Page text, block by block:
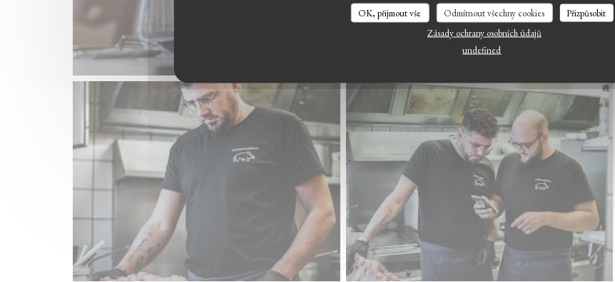
OK, přijmout vše Odmítnout všechny cookies
Přizpůsobit
Zásady ochrany osobních údajů
undefined
LE BISTROT DU WITLOOF